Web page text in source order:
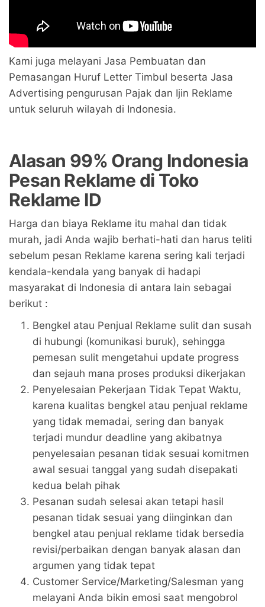
Kami juga melayani Jasa Pembuatan dan
Pemasangan Huruf Letter Timbul beserta Jasa
Advertising pengurusan Pajak dan Ijin Reklame
untuk seluruh wilayah di Indonesia.
Alasan 99% Orang Indonesia
Pesan Reklame di Toko
Reklame ID
Harga dan biaya Reklame itu mahal dan tidak
murah, jadi Anda wajib berhati-hati dan harus teliti
sebelum pesan Reklame karena sering kali terjadi
kendala-kendala yang banyak di hadapi
masyarakat di Indonesia di antara lain sebagai
berikut :
Bengkel atau Penjual Reklame sulit dan susah
di hubungi (komunikasi buruk), sehingga
pemesan sulit mengetahui update progress
dan sejauh mana proses produksi dikerjakan
Penyelesaian Pekerjaan Tidak Tepat Waktu,
karena kualitas bengkel atau penjual reklame
yang tidak memadai, sering dan banyak
terjadi mundur deadline yang akibatnya
penyelesaian pesanan tidak sesuai komitmen
awal sesuai tanggal yang sudah disepakati
kedua belah pihak
Pesanan sudah selesai akan tetapi hasil
pesanan tidak sesuai yang diinginkan dan
bengkel atau penjual reklame tidak bersedia
revisi/perbaikan dengan banyak alasan dan
argumen yang tidak tepat
Customer Service/Marketing/Salesman yang
melayani Anda bikin emosi saat mengobrol